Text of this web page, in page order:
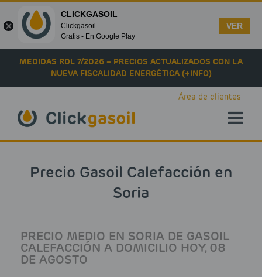
Skip to main content
MEDIDAS RDL 7/2026 – PRECIOS ACTUALIZADOS CON LA
NUEVA FISCALIDAD ENERGÉTICA (+INFO)
Área de clientes
Precio Gasoil Calefacción en
Soria
PRECIO MEDIO EN SORIA DE GASOIL
CALEFACCIÓN A DOMICILIO HOY, 08
DE AGOSTO
CLICKGASOIL
Clickgasoil
Gratis - En Google Play
VER